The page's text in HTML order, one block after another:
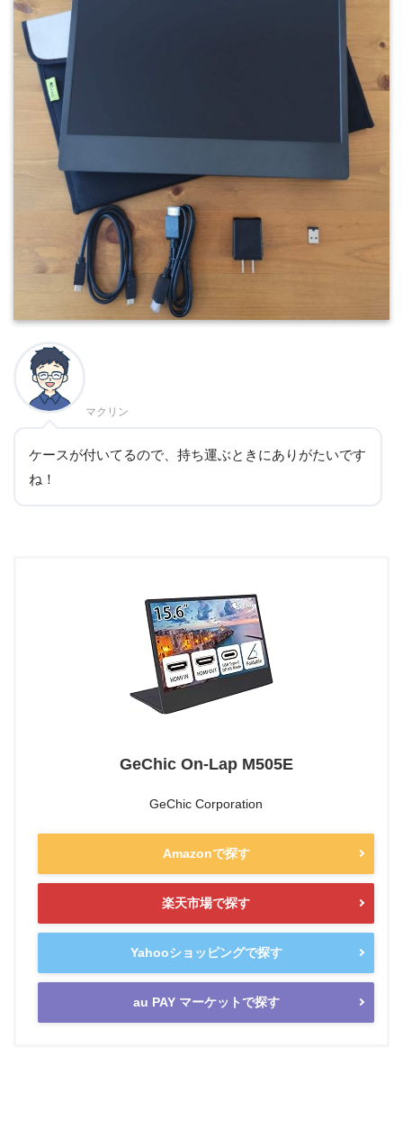
マクリン
ケースが付いてるので、持ち運ぶときにありがたいです
ね！
GeChic On-Lap M505E
GeChic Corporation
Amazonで探す
楽天市場で探す
Yahooショッピングで探す
au PAY マーケットで探す